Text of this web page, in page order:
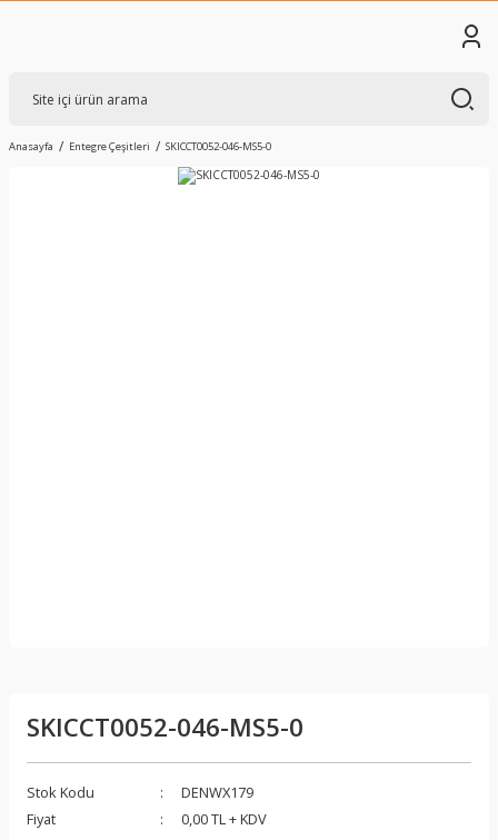
Anasayfa Entegre Çeşitleri SKICCT0052-046-MS5-0
SKICCT0052-046-MS5-0
Stok Kodu
DENWX179
Fiyat
0,00 TL + KDV